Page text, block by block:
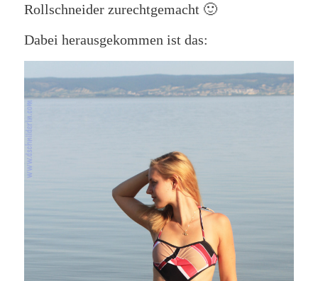
Rollschneider zurechtgemacht 🙂
Dabei herausgekommen ist das: